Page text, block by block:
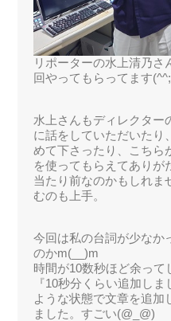
リポーターの水上清乃さ
回やってもらってます
水上さんもディレクター
に話をしていただいたり
めて下さったり、こちら
を使ってもらえてありが
当たり前なのかもしれま
むのも上手。
今回は私の台詞が少なか
のかm(__)m
時間が10数秒ほど余っ
『10秒分くらい追加し
ような状態で文章を追加
ました。すごい(@_@)